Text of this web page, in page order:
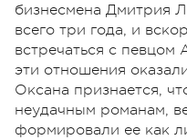
бизнесмена Дмитрия
всего три года, и
встречаться с
эти отношения
Оксана признается,
неудачным романам,
формировали ее как